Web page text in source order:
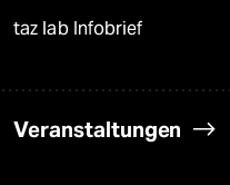
taz lab Infobrief
Veranstaltungen